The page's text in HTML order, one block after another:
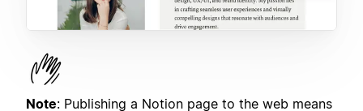
Note: Publishing a Notion page to the web means